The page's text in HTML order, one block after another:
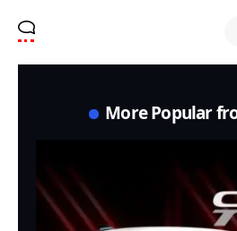
More Popular